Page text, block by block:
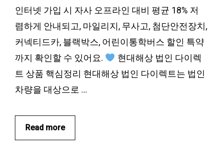
인터넷 가입 시 자사 오프라인 대비 평균 18% 저
렴하게 안내되고, 마일리지, 무사고, 첨단안전장치,
커넥티드카, 블랙박스, 어린이통학버스 할인 특약
까지 확인할 수 있어요.
현대해상 법인 다이렉
트 상품 핵심정리 현대해상 법인 다이렉트는 법인
차량을 대상으로 …
Read more